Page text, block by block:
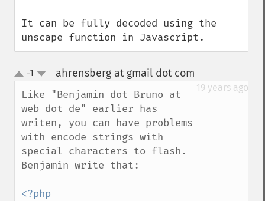
It can be fully decoded using the
unscape function in Javascript.
up
down
-1 ahrensberg at gmail dot com
19 years ago
Like "Benjamin dot Bruno at
web dot de" earlier has
writen, you can have problems
with encode strings with
special characters to flash.
Benjamin write that:
<?php